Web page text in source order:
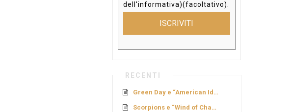
dell'informativa)(facoltativo).
ISCRIVITI
RECENTI
Green Day e “American Idiot”: rock politico
Scorpions e “Wind of Change”: caduta del Muro